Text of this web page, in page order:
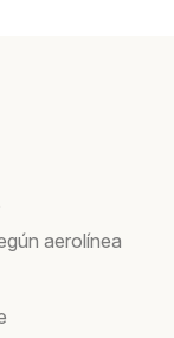
aerolínea